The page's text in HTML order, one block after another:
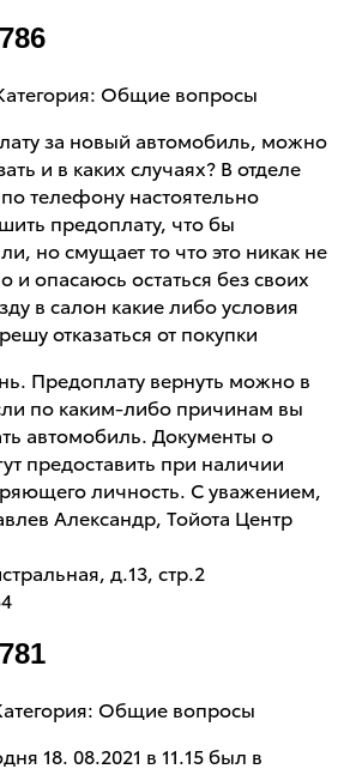
Общие вопросы
за новый автомобиль, можно
и в каких случаях? В отделе
телефону настоятельно
предоплату, что бы
но смущает то что это никак не
и опасаюсь остаться без своих
в салон какие либо условия
отказаться от покупки
Предоплату вернуть можно в
по каким-либо причинам вы
автомобиль. Документы о
предоставить при наличии
личность. С уважением,
Александр, Тойота Центр
д.13, стр.2
Общие вопросы
18. 08.2021 в 11.15 был в